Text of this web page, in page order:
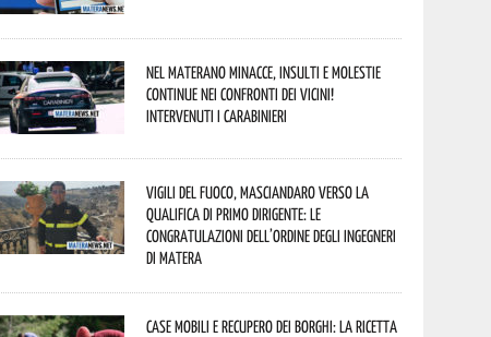
Nel materano minacce, insulti e molestie
continue nei confronti dei vicini!
Intervenuti i Carabinieri
Vigili del Fuoco, Masciandaro verso la
qualifica di Primo Dirigente: le
congratulazioni dell’Ordine degli Ingegneri
di Matera
Case mobili e recupero dei borghi: la ricetta